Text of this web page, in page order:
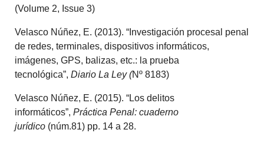
(Volume 2, Issue 3)
Velasco Núñez, E. (2013). “Investigación procesal penal
de redes, terminales, dispositivos informáticos,
imágenes, GPS, balizas, etc.: la prueba
tecnológica”,Diario La Ley (Nº 8183)
Velasco Núñez, E. (2015). “Los delitos
informáticos”,Práctica Penal: cuaderno
jurídico (núm.81) pp. 14 a 28.